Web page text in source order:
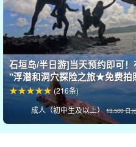
推荐用于
终生难忘
这是一次宝贵的体验，可以给从
象！
对于年幼的孩子们来说，近距离
重要性的最佳机会。
这是一段永生难忘的记忆。
石垣岛/半日游]当天预约即可
"浮潜和洞穴探险之旅★免费拍
成人（初中生及以上）13,500 日
(216条)